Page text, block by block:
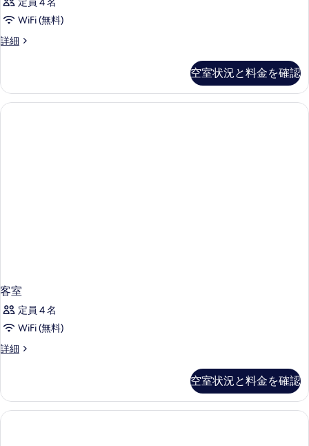
WiFi (無料)
詳細
客
細
空室状況と料金を確認
客室
定員 4 名
WiFi (無料)
詳細
客
細
空室状況と料金を確認